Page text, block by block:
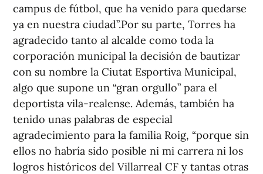
campus de fútbol, que ha venido para quedarse
ya en nuestra ciudad”.Por su parte, Torres ha
agradecido tanto al alcalde como toda la
corporación municipal la decisión de bautizar
con su nombre la Ciutat Esportiva Municipal,
algo que supone un “gran orgullo” para el
deportista vila-realense. Además, también ha
tenido unas palabras de especial
agradecimiento para la familia Roig, “porque sin
ellos no habría sido posible ni mi carrera ni los
logros históricos del Villarreal CF y tantas otras